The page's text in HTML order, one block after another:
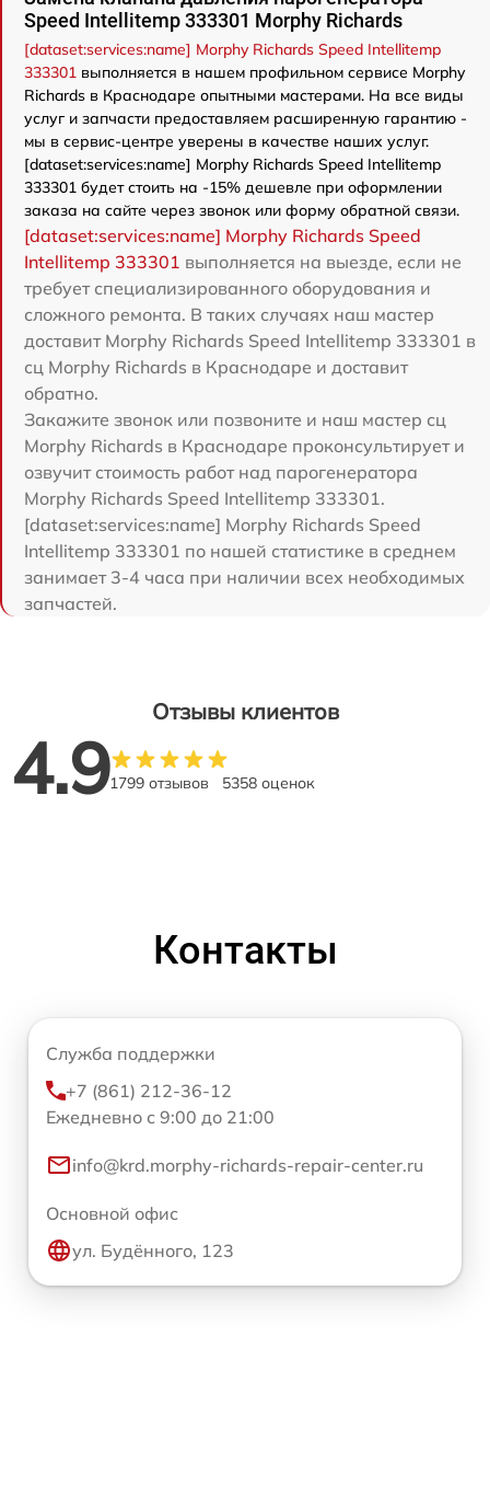
Speed Intellitemp 333301 Morphy Richards
[dataset:services:name] Morphy Richards Speed Intellitemp
333301 выполняется в нашем профильном сервисе Morphy
Richards в Краснодаре опытными мастерами. На все виды
услуг и запчасти предоставляем расширенную гарантию -
мы в сервис-центре уверены в качестве наших услуг.
[dataset:services:name] Morphy Richards Speed Intellitemp
333301 будет стоить на -15% дешевле при оформлении
заказа на сайте через звонок или форму обратной связи.
[dataset:services:name] Morphy Richards Speed
Intellitemp 333301 выполняется на выезде, если не
требует специализированного оборудования и
сложного ремонта. В таких случаях наш мастер
доставит Morphy Richards Speed Intellitemp 333301 в
сц Morphy Richards в Краснодаре и доставит
обратно.
Закажите звонок или позвоните и наш мастер сц
Morphy Richards в Краснодаре проконсультирует и
озвучит стоимость работ над парогенератора
Morphy Richards Speed Intellitemp 333301.
[dataset:services:name] Morphy Richards Speed
Intellitemp 333301 по нашей статистике в среднем
занимает 3-4 часа при наличии всех необходимых
запчастей.
Отзывы клиентов
4.91799 отзывов 5358 оценок
Контакты
Служба поддержки
+7 (861) 212-36-12
Ежедневно с 9:00 до 21:00
info@krd.morphy-richards-repair-center.ru
Основной офис
ул. Будённого, 123